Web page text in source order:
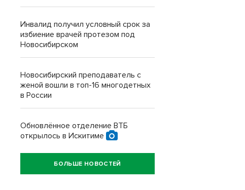
Инвалид получил условный срок за
избиение врачей протезом под
Новосибирском
Новосибирский преподаватель с
женой вошли в топ-16 многодетных
в России
Обновлённое отделение ВТБ
открылось в Искитиме
БОЛЬШЕ НОВОСТЕЙ